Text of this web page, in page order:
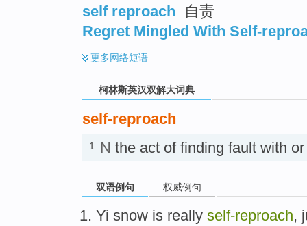
self reproach
自责
Regret Mingled With Self-
更多网络短语
柯林斯英汉双解大词典
self-reproach
1. N the act of finding fault with
双语例句 权威例句
Yi snow is really self-reproach,